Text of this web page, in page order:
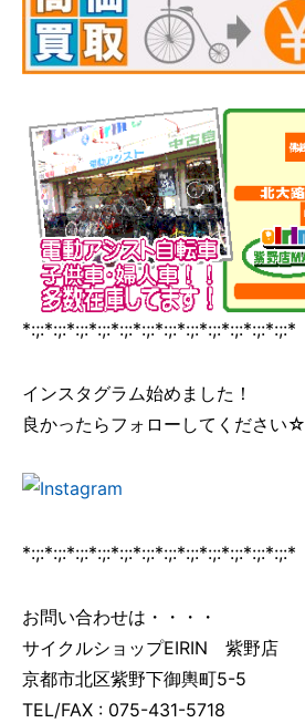
*:;:*:;:*:;:*:;:*:;:*:;:*:;:*:;:*:;:*:;:*:;:*:;:*
インスタグラム始めました！
良かったらフォローしてください☆
*:;:*:;:*:;:*:;:*:;:*:;:*:;:*:;:*:;:*:;:*:;:*:;:*
お問い合わせは・・・・
サイクルショップEIRIN 紫野店
京都市北区紫野下御輿町5-5
TEL/FAX : 075-431-5718